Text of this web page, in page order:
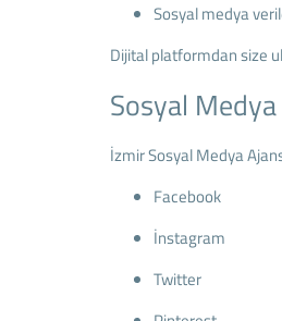
Sosyal medya
Dijital platformdan size
Sosyal
İzmir Sosyal Medya
Facebook
İnstagram
Twitter